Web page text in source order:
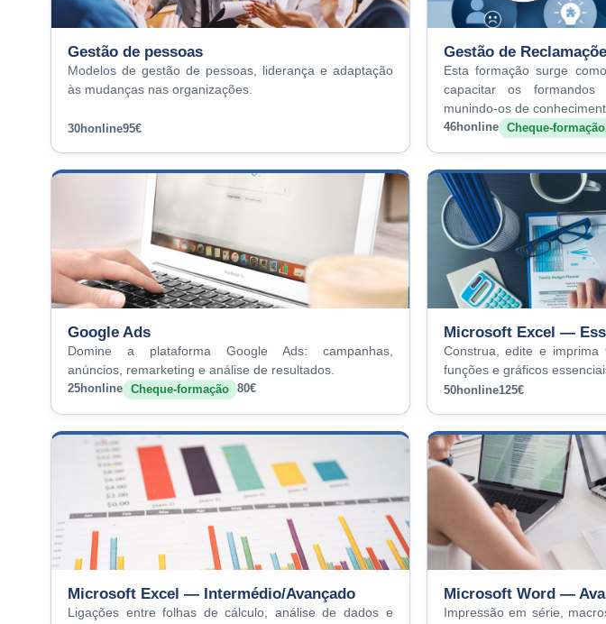
Gestão de pessoas
Modelos de gestão de pessoas, liderança e adaptação
às mudanças nas organizações.
30honline95€
Gestão de
Esta formação surge
capacitar os
munindo-os de
46honline Cheque-formação
Google Ads
Domine a plataforma Google Ads: campanhas,
anúncios, remarketing e análise de resultados.
25honline Cheque-formação 80€
Microsoft Excel —
Construa, edite e imprima
funções e gráficos
50honline125€
Microsoft Excel — Intermédio/Avançado
Ligações entre folhas de cálculo, análise de dados e
Microsoft Word —
Impressão em série,